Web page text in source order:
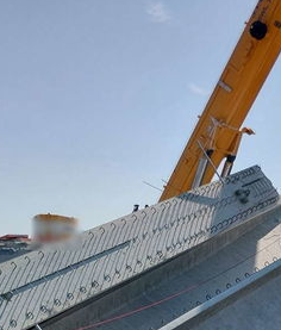
회 "실망과 걱정 안겨드려 죄송"
나스닥 1.3%↑
…美 배상 선행돼야"
경선…박선원·최민희·서미화·
적 득표율 45.42%로 1위… 정
원투표…金 47.75%·鄭